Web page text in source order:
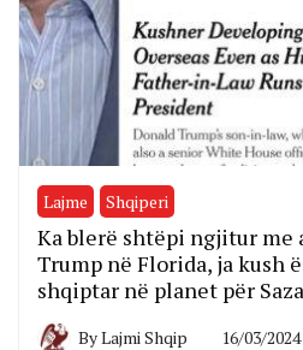
Lajme Shqiperi
Ka blerë shtëpi ngjitur me
Trump në Florida, ja kush
shqiptar në planet për
ByLajmi Shqip 16/03/2024